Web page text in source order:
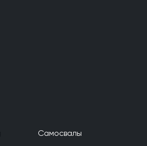
Самосвалы